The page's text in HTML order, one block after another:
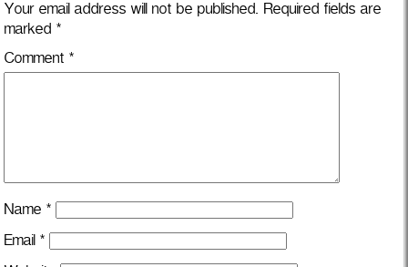
Your email address will not be published. Required fields are
marked *
Comment *
Name *
Email *